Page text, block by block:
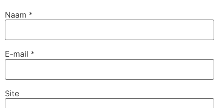
Naam *
E-mail *
Site